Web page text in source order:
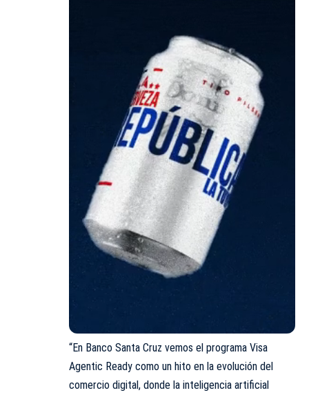
“En Banco Santa Cruz vemos el programa Visa
Agentic Ready como un hito en la evolución del
comercio digital, donde la inteligencia artificial